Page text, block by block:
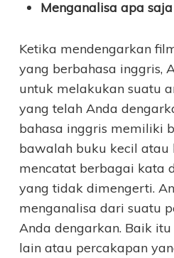
Menganalisa apa
Ketika mendengarkan
yang berbahasa inggris,
untuk melakukan suatu
yang telah Anda
bahasa inggris memiliki
bawalah buku kecil atau
mencatat berbagai kata
yang tidak dimengerti.
menganalisa dari suatu
Anda dengarkan. Baik
lain atau percakapan